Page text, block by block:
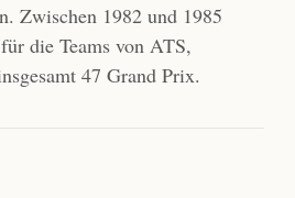
Zwischen 1982 und 1985
die Teams von ATS,
47 Grand Prix.